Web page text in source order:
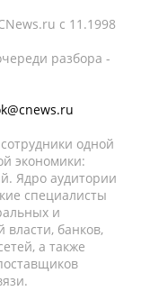
c 11.1998
разбора -
одной
экономики:
Ядро аудитории
специалисты
и
власти, банков,
а также